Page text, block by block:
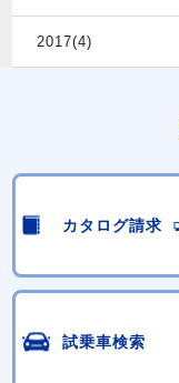
2017(4)
カタログ請求
試乗車検索